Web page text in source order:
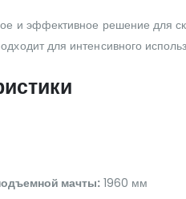
и эффективное решение для
для интенсивного
мачты: 1960 мм